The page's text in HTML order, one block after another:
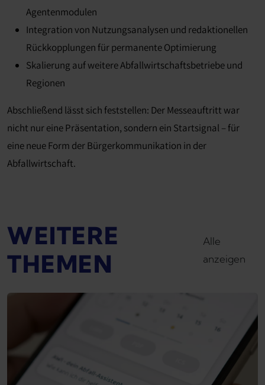
Agentenmodulen
Integration von Nutzungsanalysen und redaktionellen
Rückkopplungen für permanente Optimierung
Skalierung auf weitere Abfallwirtschaftsbetriebe und
Regionen
Abschließend lässt sich feststellen: Der Messeauftritt war
nicht nur eine Präsentation, sondern ein Startsignal – für
eine neue Form der Bürgerkommunikation in der
Abfallwirtschaft.
WEITERE
THEMEN
Alle
anzeigen